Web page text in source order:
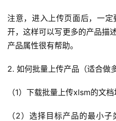
注意，进入上传页面后，一
开，这样可以写更多的产品描
产品属性很有帮助。
2. 如何批量上传产品（适合做
（1）下载批量上传xlsm的文
（2）选择目标产品的最小